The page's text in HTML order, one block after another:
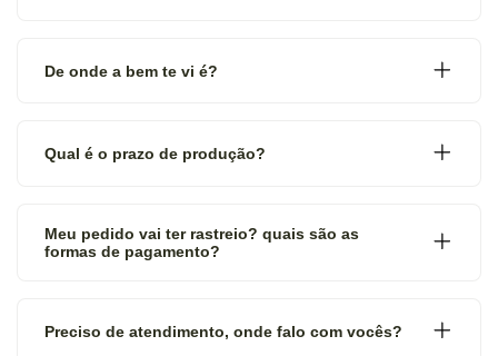
De onde a bem te vi é?
Qual é o prazo de produção?
Meu pedido vai ter rastreio? quais são as
formas de pagamento?
Preciso de atendimento, onde falo com vocês?